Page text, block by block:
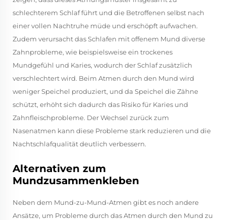
schlechterem Schlaf führt und die Betroffenen selbst nach
einer vollen Nachtruhe müde und erschöpft aufwachen.
Zudem verursacht das Schlafen mit offenem Mund diverse
Zahnprobleme, wie beispielsweise ein trockenes
Mundgefühl und Karies, wodurch der Schlaf zusätzlich
verschlechtert wird. Beim Atmen durch den Mund wird
weniger Speichel produziert, und da Speichel die Zähne
schützt, erhöht sich dadurch das Risiko für Karies und
Zahnfleischprobleme. Der Wechsel zurück zum
Nasenatmen kann diese Probleme stark reduzieren und die
Nachtschlafqualität deutlich verbessern.
Alternativen zum
Mundzusammenkleben
Neben dem Mund-zu-Mund-Atmen gibt es noch andere
Ansätze, um Probleme durch das Atmen durch den Mund zu